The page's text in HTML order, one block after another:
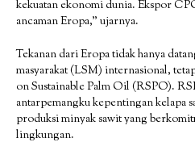
kekuatan ekonomi dunia. Ekspor
ancaman Eropa,” ujarnya.
Tekanan dari Eropa tidak hanya
masyarakat (LSM) internasional,
on Sustainable Palm Oil (RSPO).
antarpemangku kepentingan kelapa
produksi minyak sawit yang
lingkungan.